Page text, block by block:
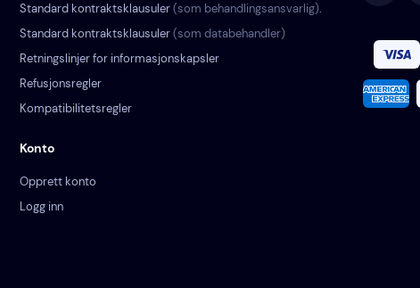
Konto
Opprett konto
Logg inn
Standard kontraktsklausuler(som behandlingsansvarlig).
Standard kontraktsklausuler(som databehandler)
Retningslinjer for informasjonskapsler
Refusjonsregler
Kompatibilitetsregler
Español
Français